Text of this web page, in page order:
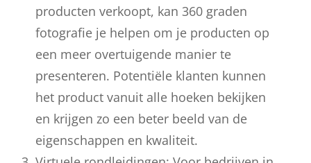
producten verkoopt, kan 360 graden
fotografie je helpen om je producten op
een meer overtuigende manier te
presenteren. Potentiële klanten kunnen
het product vanuit alle hoeken bekijken
en krijgen zo een beter beeld van de
eigenschappen en kwaliteit.